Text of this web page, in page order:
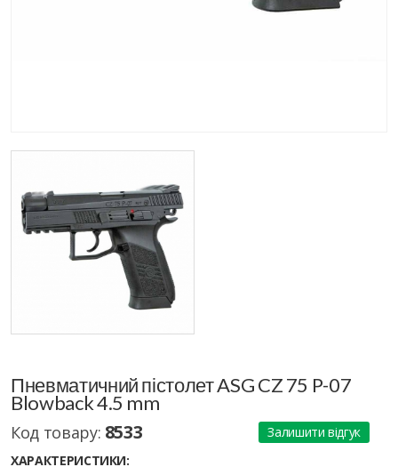
Пневматичний пістолет ASG CZ 75 P-07
Blowback 4.5 mm
Код товару: 8533
Залишити відгук
ХАРАКТЕРИСТИКИ: